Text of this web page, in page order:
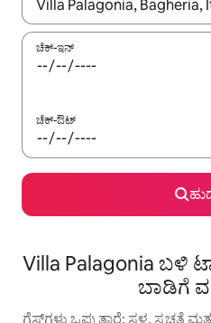
ಚೆಕ್-ಇನ್
ಚೆಕ್-ಔಟ್
Villa Palagonia ಬಳಿ
ಬಾಡಿಗೆ
ಗೆಸ್ಟ್‌ಗಳು ಒಪ್ಪುತ್ತಾರೆ: ಸ್ಥಳ, ಸ್ವಚ್ಛತೆ